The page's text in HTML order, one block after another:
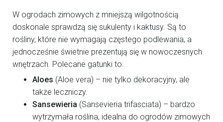
W ogrodach zimowych z mniejszą wilgotnością
doskonale sprawdzą się sukulenty i kaktusy. Są to
rośliny, które nie wymagają częstego podlewania, a
jednocześnie świetnie prezentują się w nowoczesnych
wnętrzach. Polecane gatunki to:
Aloes (Aloe vera) – nie tylko dekoracyjny, ale
także leczniczy.
Sansewieria (Sansevieria trifasciata) – bardzo
wytrzymała roślina, idealna do ogrodów zimowych